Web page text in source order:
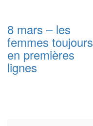
8 mars – les
femmes toujours
en premières
lignes